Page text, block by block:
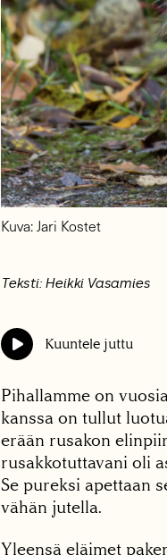
Kuva: Jari Kostet
Teksti: Heikki Vasamies
Kuuntele juttu
Pihallamme on
kanssa on tullut
erään rusakon
rusakkotuttavani oli
Se pureksi apettaan
vähän jutella.
Yleensä eläimet